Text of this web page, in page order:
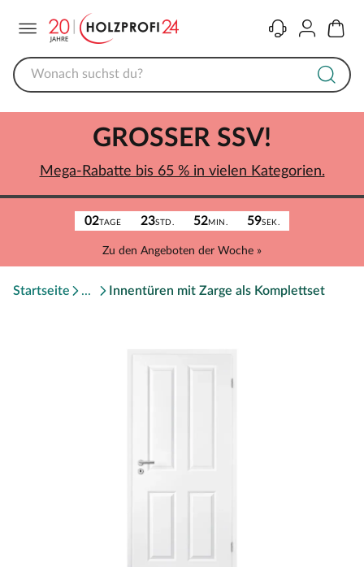
KontaktKonto
02TAGE 23STD. 52MIN. 59SEK.
Zu den Angeboten der Woche »
GROSSER SSV!
Mega-Rabatte bis 65 % in vielen Kategorien.
Startseite Innentüren mit Zarge als Komplettset